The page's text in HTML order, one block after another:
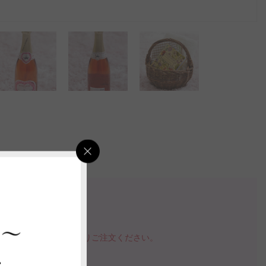
が可能です。
購入する」ボタンよりご注文ください。
いただけます。